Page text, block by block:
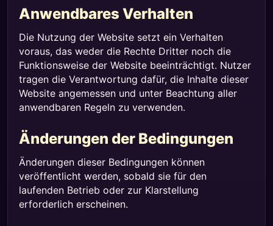
Anwendbares Verhalten
Die Nutzung der Website setzt ein Verhalten
voraus, das weder die Rechte Dritter noch die
Funktionsweise der Website beeinträchtigt. Nutzer
tragen die Verantwortung dafür, die Inhalte dieser
Website angemessen und unter Beachtung aller
anwendbaren Regeln zu verwenden.
Änderungen der Bedingungen
Änderungen dieser Bedingungen können
veröffentlicht werden, sobald sie für den
laufenden Betrieb oder zur Klarstellung
erforderlich erscheinen.